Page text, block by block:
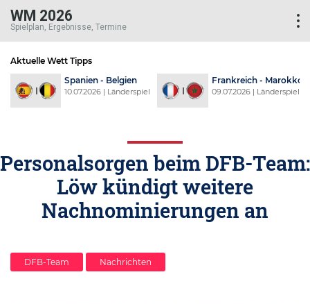
WM 2026
Spielplan, Ergebnisse, Termine
Aktuelle Wett Tipps
Spanien - Belgien
10.07.2026 | Länderspiel
Frankreich - Marokko
09.07.2026 | Länderspiel
Personalsorgen beim DFB-Team:
Löw kündigt weitere
Nachnominierungen an
DFB-Team Nachrichten